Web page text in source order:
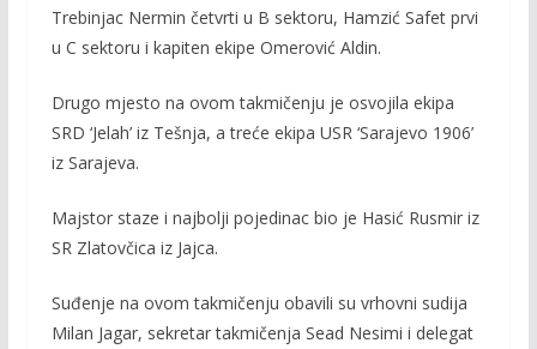
Trebinjac Nermin četvrti u B sektoru, Hamzić Safet prvi
u C sektoru i kapiten ekipe Omerović Aldin.
Drugo mjesto na ovom takmičenju je osvojila ekipa
SRD ‘Jelah’ iz Tešnja, a treće ekipa USR ‘Sarajevo 1906’
iz Sarajeva.
Majstor staze i najbolji pojedinac bio je Hasić Rusmir iz
SR Zlatovčica iz Jajca.
Suđenje na ovom takmičenju obavili su vrhovni sudija
Milan Jagar, sekretar takmičenja Sead Nesimi i delegat